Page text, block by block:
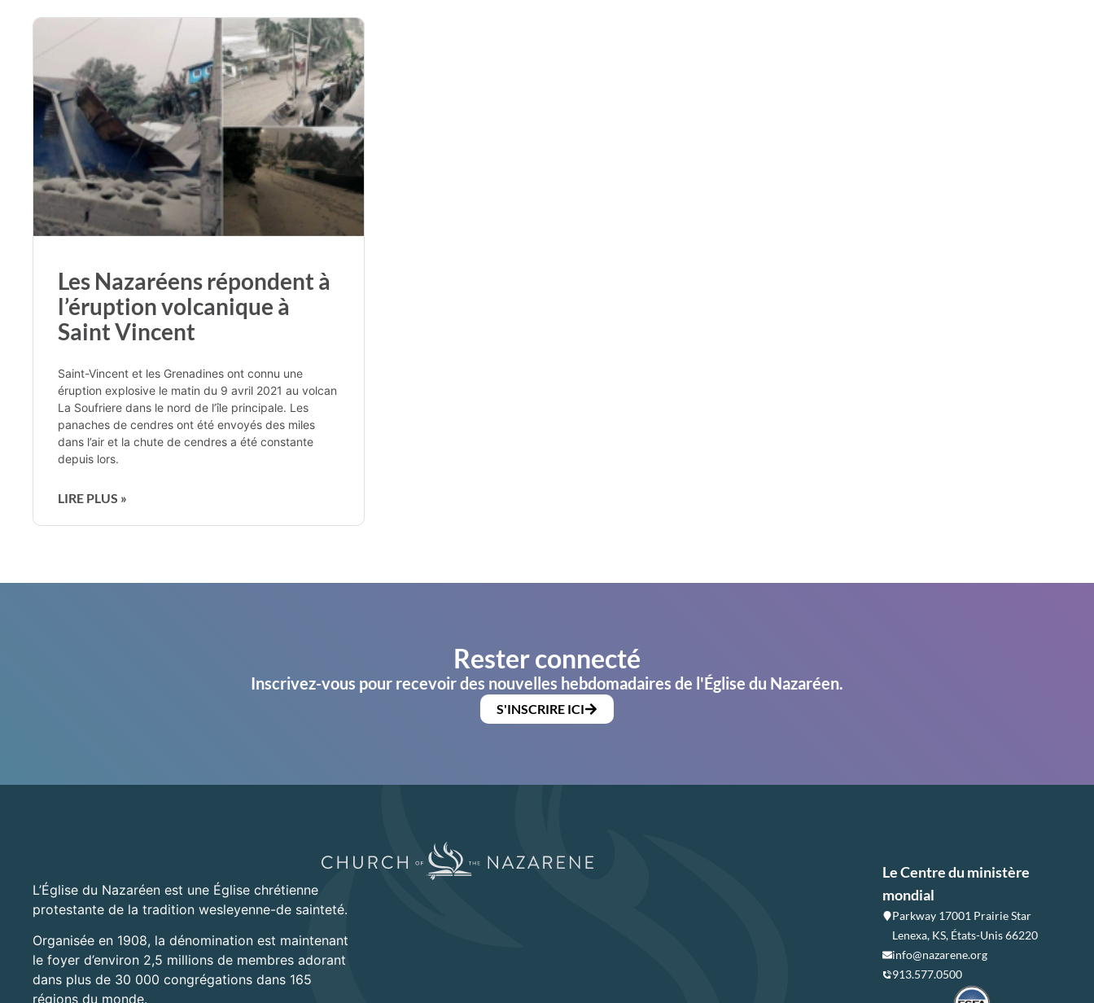
Les Nazaréens répondent à
l’éruption volcanique à
Saint Vincent
Saint-Vincent et les Grenadines ont connu une
éruption explosive le matin du 9 avril 2021 au volcan
La Soufriere dans le nord de l’île principale. Les
panaches de cendres ont été envoyés des miles
dans l’air et la chute de cendres a été constante
depuis lors.
LIRE PLUS »
Rester connecté
Inscrivez-vous pour recevoir des nouvelles hebdomadaires de l'Église du Nazaréen.
S'INSCRIRE ICI
L’Église du Nazaréen est une Église chrétienne
protestante de la tradition wesleyenne-de sainteté.
Organisée en 1908, la dénomination est maintenant
le foyer d’environ 2,5 millions de membres adorant
dans plus de 30 000 congrégations dans 165
régions du monde.
Le Centre du ministère
mondial
Parkway 17001 Prairie Star
Lenexa, KS, États-Unis 66220
info@nazarene.org
913.577.0500